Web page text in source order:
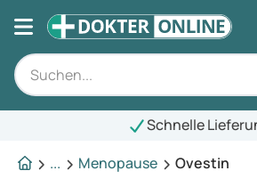
Schnelle Lieferung
...
Menopause Ovestin